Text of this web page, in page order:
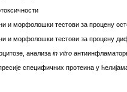
и морфолошки тестови за процену
и морфолошки тестови за процену
анализа in vitro
специфичних протеина у